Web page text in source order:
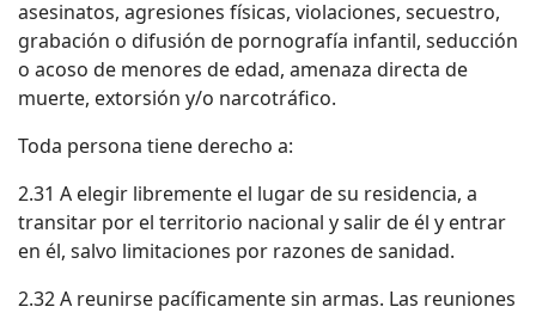
asesinatos, agresiones físicas, violaciones, secuestro,
grabación o difusión de pornografía infantil, seducción
o acoso de menores de edad, amenaza directa de
muerte, extorsión y/o narcotráfico.
Toda persona tiene derecho a:
2.31 A elegir libremente el lugar de su residencia, a
transitar por el territorio nacional y salir de él y entrar
en él, salvo limitaciones por razones de sanidad.
2.32 A reunirse pacíficamente sin armas. Las reuniones